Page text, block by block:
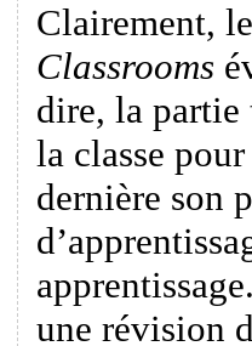
Clairement,
Classrooms
dire, la partie
la classe
dernière son
une révision